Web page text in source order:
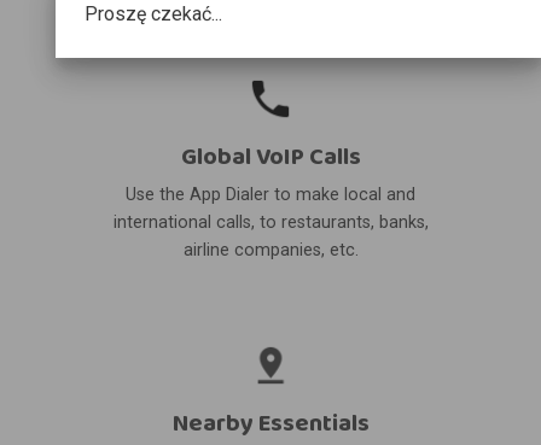
Proszę czekać...
Global VoIP Calls
Use the App Dialer to make local and
international calls, to restaurants, banks,
airline companies, etc.
Nearby Essentials